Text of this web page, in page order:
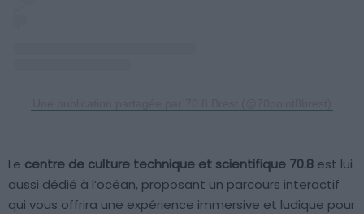
Le centre de culture technique et scientifique 70.8 est lui
aussi dédié à l’océan, proposant un parcours interactif
qui vous offrira une expérience immersive et ludique pour